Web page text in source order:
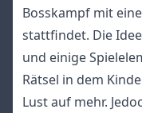
Bosskampf mit
stattfindet. Die
und einige
Rätsel in dem
Lust auf mehr.